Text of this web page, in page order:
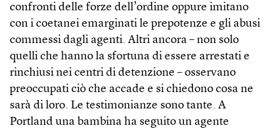
confronti delle forze dell’ordine oppure imitano
con i coetanei emarginati le prepotenze e gli abusi
commessi dagli agenti. Altri ancora – non solo
quelli che hanno la sfortuna di essere arrestati e
rinchiusi nei centri di detenzione – osservano
preoccupati ciò che accade e si chiedono cosa ne
sarà di loro. Le testimonianze sono tante. A
Portland una bambina ha seguito un agente